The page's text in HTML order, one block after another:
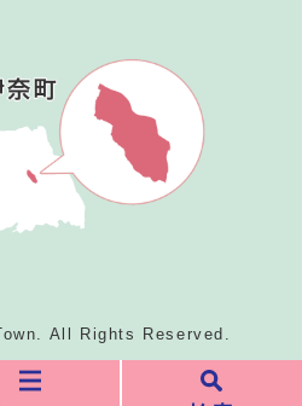
All Rights Reserved.